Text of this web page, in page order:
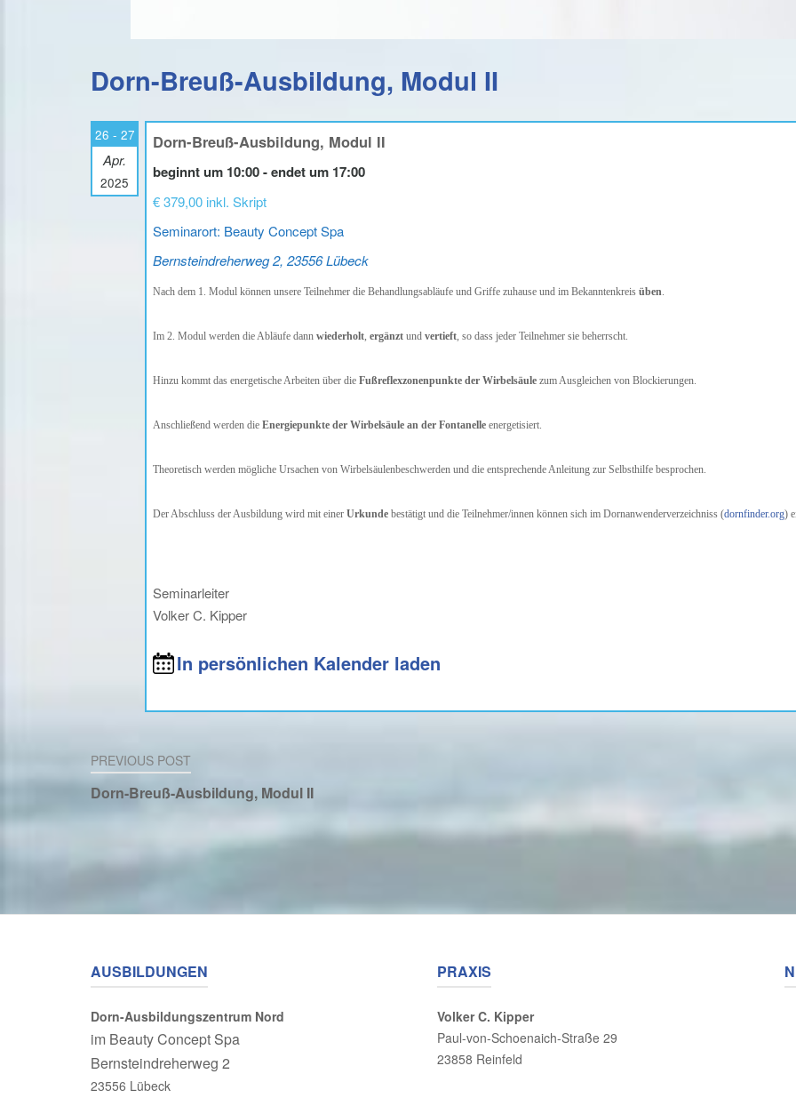
Dorn-Breuß-Ausbildung, Modul II
26 - 27
Apr.
2025
Dorn-Breuß-Ausbildung, Modul II
beginnt um 10:00 - endet um 17:00
€ 379,00 inkl. Skript
Seminarort: Beauty Concept Spa
Bernsteindreherweg 2, 23556 Lübeck
Nach dem 1. Modul können unsere Teilnehmer die Behandlungsabläufe und Griffe zuhause und im Bekanntenkreis üben.
Im 2. Modul werden die Abläufe dann wiederholt, ergänzt und vertieft, so dass jeder Teilnehmer sie beherrscht.
Hinzu kommt das energetische Arbeiten über die Fußreflexzonenpunkte der Wirbelsäule zum Ausgleichen von Blockierungen.
Anschließend werden die Energiepunkte der Wirbelsäule an der Fontanelle energetisiert.
Theoretisch werden mögliche Ursachen von Wirbelsäulenbeschwerden und die entsprechende Anleitung zur Selbsthilfe besprochen.
Der Abschluss der Ausbildung wird mit einer Urkunde bestätigt und die Teilnehmer/innen können sich im Dornanwenderverzeichniss (dornfinder.org)
Seminarleiter
Volker C. Kipper
In persönlichen Kalender laden
Beitragsnavigation
PREVIOUS POST
Dorn-Breuß-Ausbildung, Modul II
AUSBILDUNGEN
Dorn-Ausbildungszentrum Nord
im Beauty Concept Spa
Bernsteindreherweg 2
23556 Lübeck
PRAXIS
Volker C. Kipper
Paul-von-Schoenaich-Straße 29
23858 Reinfeld